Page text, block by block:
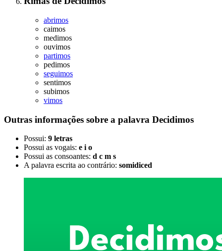
abrimos
caimos
medimos
ouvimos
partimos
pedimos
seguimos
sentimos
subimos
vimos
Outras informações sobre a palavra Decidimos
Possui: 9 letras
Possui as vogais: e i o
Possui as consoantes: d c m s
A palavra escrita ao contrário: somidiced